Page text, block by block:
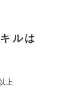
ルは
上